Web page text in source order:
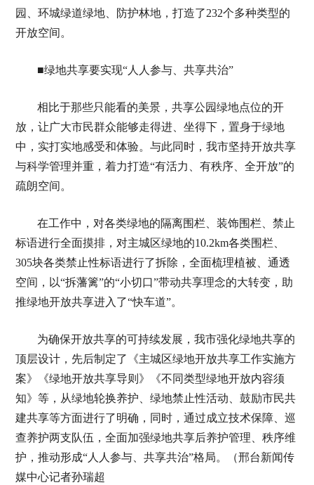
园、环城绿道绿地、防护林地，打造了232个多种类型的
开放空间。
■绿地共享要实现“人人参与、共享共治”
相比于那些只能看的美景，共享公园绿地点位的开
放，让广大市民群众能够走得进、坐得下，置身于绿地
中，实打实地感受和体验。与此同时，我市坚持开放共享
与科学管理并重，着力打造“有活力、有秩序、全开放”的
疏朗空间。
在工作中，对各类绿地的隔离围栏、装饰围栏、禁止
标语进行全面摸排，对主城区绿地的10.2km各类围栏、
305块各类禁止性标语进行了拆除，全面梳理植被、通透
空间，以“拆藩篱”的“小切口”带动共享理念的大转变，助
推绿地开放共享进入了“快车道”。
为确保开放共享的可持续发展，我市强化绿地共享的
顶层设计，先后制定了《主城区绿地开放共享工作实施方
案》《绿地开放共享导则》《不同类型绿地开放内容须
知》等，从绿地轮换养护、绿地禁止性活动、鼓励市民共
建共享等方面进行了明确，同时，通过成立技术保障、巡
查养护两支队伍，全面加强绿地共享后养护管理、秩序维
护，推动形成“人人参与、共享共治”格局。（邢台新闻传
媒中心记者孙瑞超